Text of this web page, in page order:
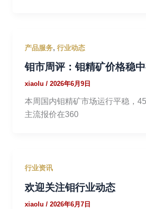
产品服务, 行业动态
钼市周评：钼精矿价格稳
xiaolu / 2026年6月9日
本周国内钼精矿市场运行平稳，
主流报价在360
行业资讯
欢迎关注钼行业动态
xiaolu / 2026年6月7日